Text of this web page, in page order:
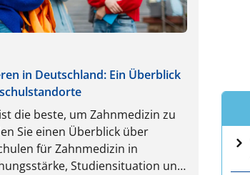
in Deutschland: Ein Überblick
die beste, um Zahnmedizin zu
Sie einen Überblick über
für Zahnmedizin in
Studiensituation und